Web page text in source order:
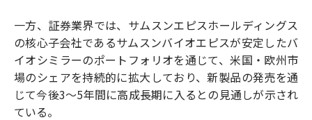
一方、証券業界では、サムスンエピスホールディングス
の核心子会社であるサムスンバイオエピスが安定したバ
イオシミラーのポートフォリオを通じて、米国・欧州市
場のシェアを持続的に拡大しており、新製品の発売を通
じて今後3～5年間に高成長期に入るとの見通しが示され
ている。